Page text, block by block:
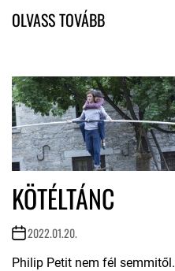
KÖTÉLTÁNC
2022.01.20.
Philip Petit nem fél